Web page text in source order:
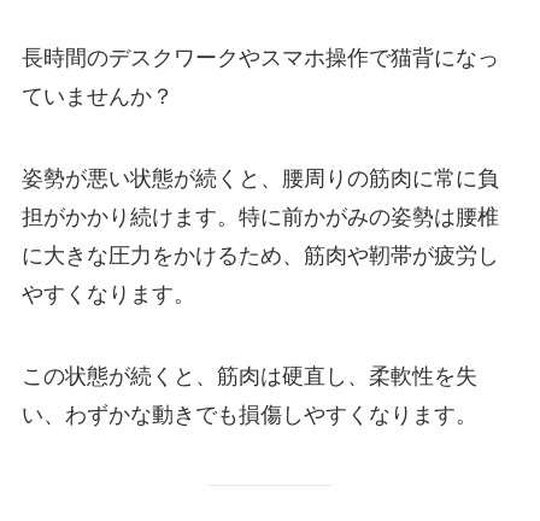
長時間のデスクワークやスマホ操作で猫背になっ
ていませんか？
姿勢が悪い状態が続くと、腰周りの筋肉に常に負
担がかかり続けます。特に前かがみの姿勢は腰椎
に大きな圧力をかけるため、筋肉や靭帯が疲労し
やすくなります。
この状態が続くと、筋肉は硬直し、柔軟性を失
い、わずかな動きでも損傷しやすくなります。